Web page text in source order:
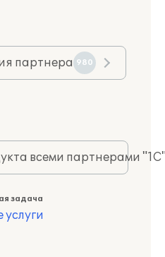
партнера 980
всеми партнерами
задача